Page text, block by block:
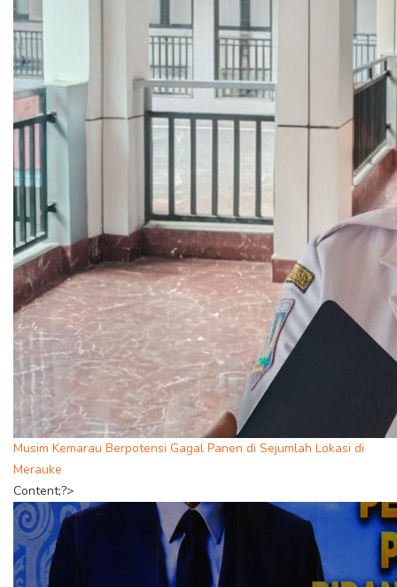
Musim Kemarau Berpotensi Gagal Panen di Sejumlah Lokasi di
Merauke
Content;?>